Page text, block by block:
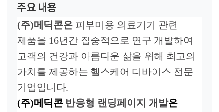
주요 내용
(주)메딕콘은 피부미용 의료기기 관련
제품을 16년간 집중적으로 연구 개발하여
고객의 건강과 아름다운 삶을 위해 최고의
가치를 제공하는 헬스케어 디바이스 전문
기업입니다.
(주)메딕콘 반응형 랜딩페이지 개발은